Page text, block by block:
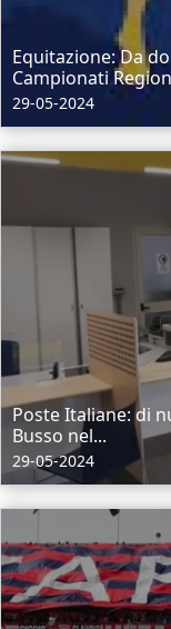
Equitazione: Da
Campionati
29-05-2024
Poste Italiane: di
Busso nel...
29-05-2024